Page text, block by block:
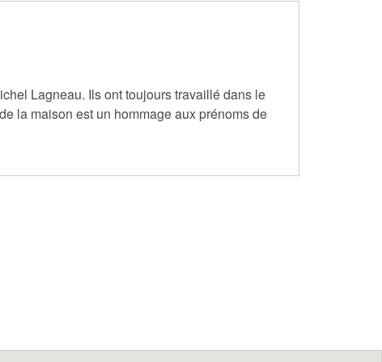
Lagneau. Ils ont toujours travaillé dans le
la maison est un hommage aux prénoms de